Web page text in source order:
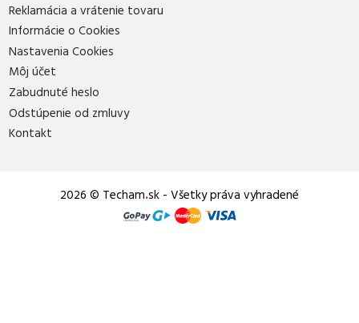
Reklamácia a vrátenie tovaru
Informácie o Cookies
Nastavenia Cookies
Môj účet
Zabudnuté heslo
Odstúpenie od zmluvy
Kontakt
2026 © Techam.sk - Všetky práva vyhradené